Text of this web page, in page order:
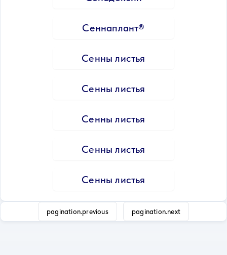
Сеннаплант®
Сенны листья
Сенны листья
Сенны листья
Сенны листья
Сенны листья
pagination.previous pagination.next